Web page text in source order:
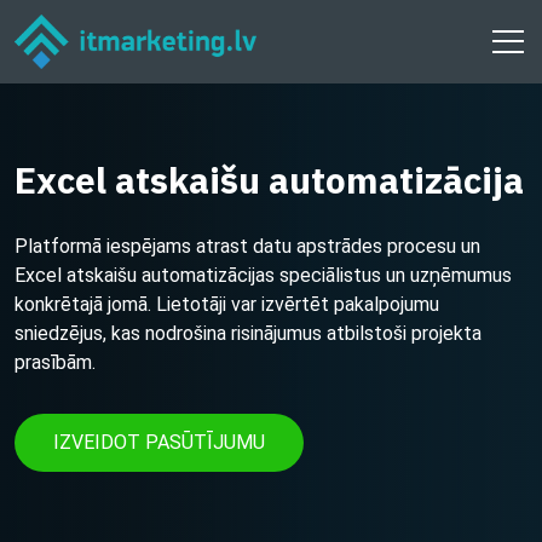
Excel atskaišu automatizācija
Platformā iespējams atrast datu apstrādes procesu un
Excel atskaišu automatizācijas speciālistus un uzņēmumus
konkrētajā jomā. Lietotāji var izvērtēt pakalpojumu
sniedzējus, kas nodrošina risinājumus atbilstoši projekta
prasībām.
IZVEIDOT PASŪTĪJUMU